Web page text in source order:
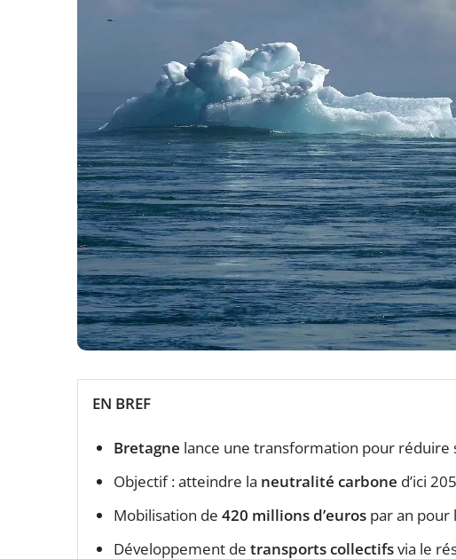
EN BREF
Bretagne lance une transformation pour réduire
Objectif : atteindre la neutralité carbone d’ici
Mobilisation de 420 millions d’euros par an pour
Développement de transports collectifsvia le